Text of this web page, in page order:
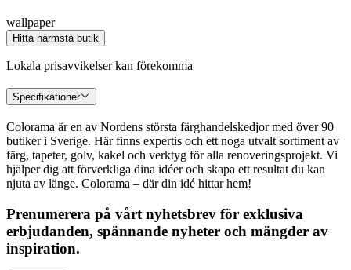
wallpaper
Hitta närmsta butik
Lokala prisavvikelser kan förekomma
Specifikationer
Colorama är en av Nordens största färghandelskedjor med över 90
butiker i Sverige. Här finns expertis och ett noga utvalt sortiment av
färg, tapeter, golv, kakel och verktyg för alla renoveringsprojekt. Vi
hjälper dig att förverkliga dina idéer och skapa ett resultat du kan
njuta av länge. Colorama – där din idé hittar hem!
Prenumerera på vårt nyhetsbrev för exklusiva
erbjudanden, spännande nyheter och mängder av
inspiration.